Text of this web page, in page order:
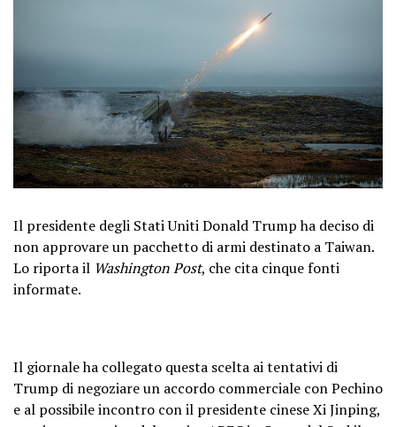
Il presidente degli Stati Uniti Donald Trump ha deciso di
non approvare un pacchetto di armi destinato a Taiwan.
Lo riporta il Washington Post, che cita cinque fonti
informate.
Il giornale ha collegato questa scelta ai tentativi di
Trump di negoziare un accordo commerciale con Pechino
e al possibile incontro con il presidente cinese Xi Jinping,